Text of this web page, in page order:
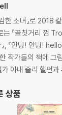
한 소녀』로 2018
『골칫거리 껌
『안녕! 안녕!
작가들의 책에 그
아내 줄리 핼펀과
상품